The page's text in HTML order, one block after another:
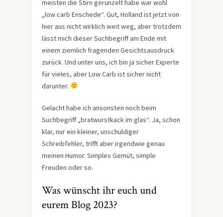
meisten die Stirn gerunzelt habe war wohl
„low carb Enschede“. Gut, Holland ist jetzt von
hier aus nicht wirklich weit weg, aber trotzdem
lässt mich dieser Suchbegriff am Ende mit
einem ziemlich fragenden Gesichtsausdruck
zurück. Und unter uns, ich bin ja sicher Experte
für vieles, aber Low Carb ist sicher nicht
darunter.
Gelacht habe ich ansonsten noch beim
Suchbegriff „bratwurstkack im glas“. Ja, schon
klar, nur ein kleiner, unschuldiger
Schreibfehler, trifft aber irgendwie genau
meinen Humor. Simples Gemüt, simple
Freuden oder so.
Was wünscht ihr euch und
eurem Blog 2023?